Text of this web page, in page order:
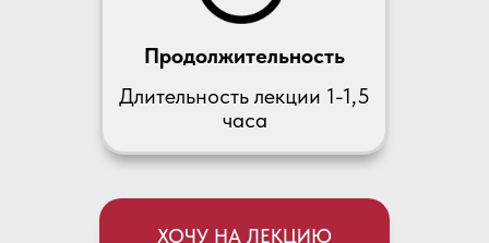
Продолжительность
Длительность лекции 1-1,5
часа
ХОЧУ НА ЛЕКЦИЮ